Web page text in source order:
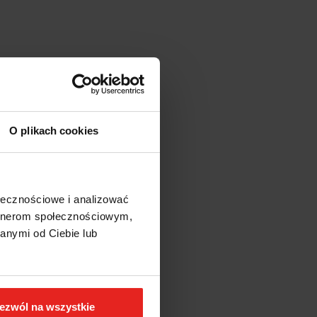
O plikach cookies
i analizować
społecznościowym,
od Ciebie lub
na wszystkie
bez trzpienia)